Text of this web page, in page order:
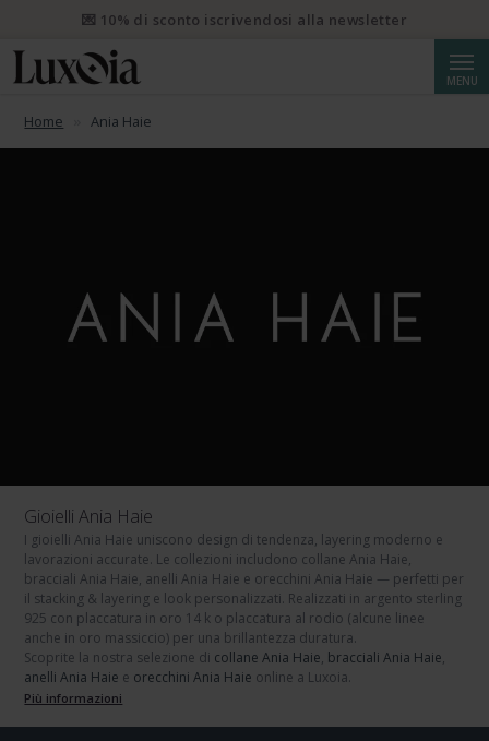
MENU
Home Ania Haie
Gioielli Ania Haie
I gioielli Ania Haie uniscono design di tendenza, layering moderno e
lavorazioni accurate. Le collezioni includono collane Ania Haie,
bracciali Ania Haie, anelli Ania Haie e orecchini Ania Haie — perfetti per
il stacking & layering e look personalizzati. Realizzati in argento sterling
925 con placcatura in oro 14 k o placcatura al rodio (alcune linee
anche in oro massiccio) per una brillantezza duratura.
Scoprite la nostra selezione di collane Ania Haie, bracciali Ania Haie,
anelli Ania Haie e orecchini Ania Haie online a Luxoia.
Più informazioni
💌 10% di sconto iscrivendosi alla newsletter